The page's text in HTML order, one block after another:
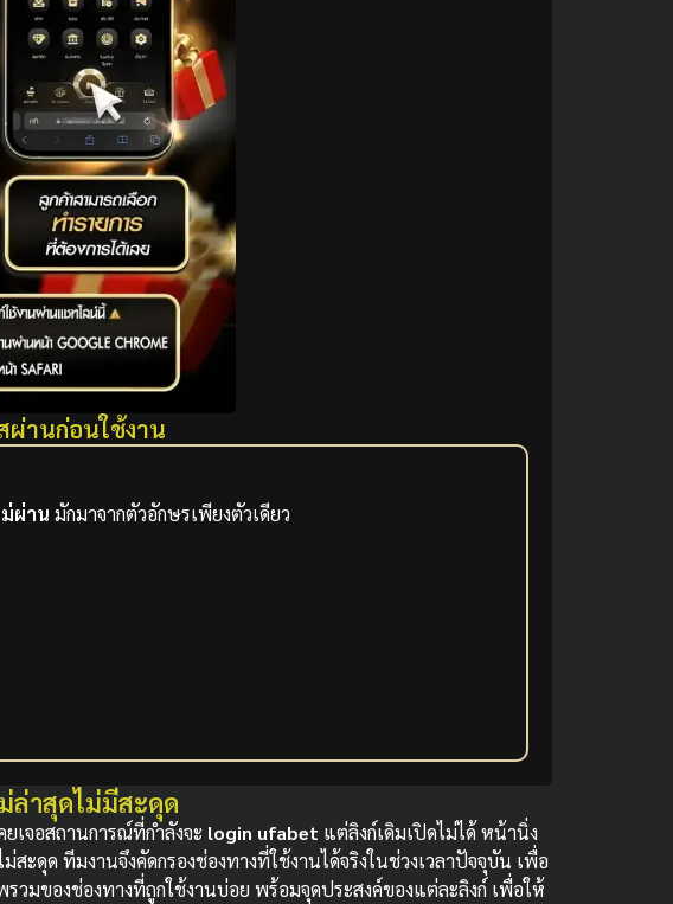
ผ่านก่อนใช้งาน
ม่ผ่าน มักมาจากตัวอักษรเพียงตัวเดียว
ล่าสุดไม่มีสะดุด
เจอสถานการณ์ที่กำลังจะ login ufabet แต่ลิงก์เดิมเปิดไม่ได้ หน้านิ่ง
ะดุด ทีมงานจึงคัดกรองช่องทางที่ใช้งานได้จริงในช่วงเวลาปัจจุบัน เพื่อ
วมของช่องทางที่ถูกใช้งานบ่อย พร้อมจุดประสงค์ของแต่ละลิงก์ เพื่อให้